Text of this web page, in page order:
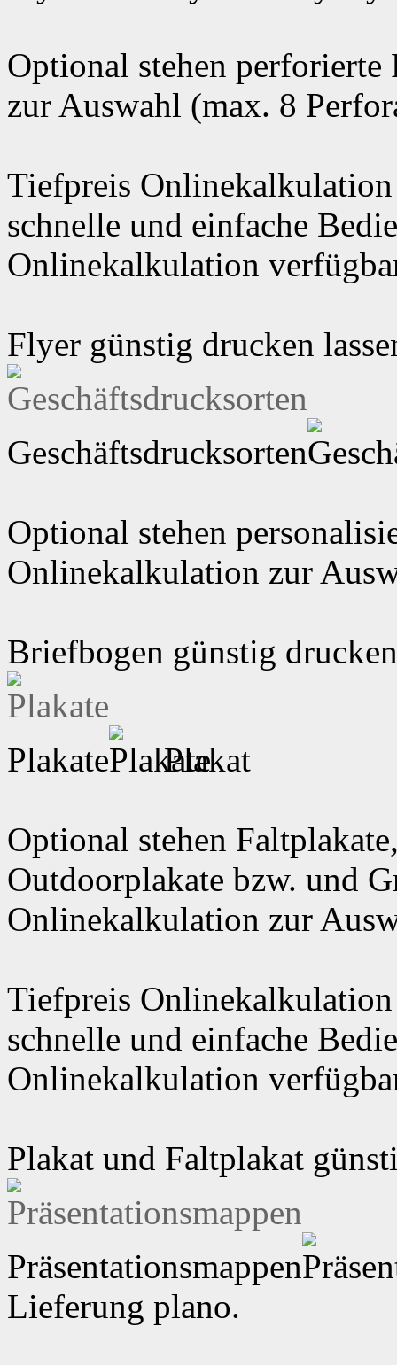
Optional stehen
zur Auswahl (max. 8
Tiefpreis
schnelle und einfache
Onlinekalkulation
Flyer günstig drucken
Geschäftsdrucksorten
Optional stehen
Onlinekalkulation zur
Briefbogen günstig
Plakate Plakat
Optional stehen
Outdoorplakate bzw. und
Onlinekalkulation zur
Tiefpreis
schnelle und einfache
Onlinekalkulation
Plakat und Faltplakat
Präsentationsmappen
Lieferung plano.